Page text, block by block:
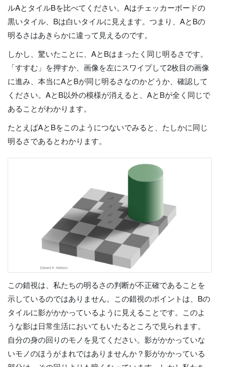
ルAとタイルBを比べてください。Aはチェッカーボードの
黒いタイル、Bは白いタイルに見えます。つまり、AとBの
明るさはあきらかに違って見えるのです。
しかし、驚いたことに、AとBはまったく同じ明るさです。
「すすむ」を押すか、画像を左にスワイプして2枚目の画像
に進み、本当にAとBが同じ明るさなのかどうか、確認して
ください。AとB以外の模様が消えると、AとBが全く同じで
あることがわかります。
たとえばAとBをこのようにつないでみると、たしかに同じ
明るさであるとわかります。
この錯視は、私たちの明るさの判断が不正確であることを
示しているのではありません。この錯視のポイントは、Bの
タイルに影がかかっているように見えることです。このよ
うな影は日常生活においてもいたるところで見られます。
自分の身の回りのモノを見てください。影がかかっていな
いモノのほうがまれではありませんか？影がかかっている